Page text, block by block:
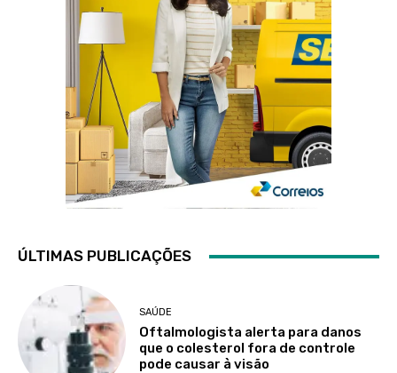
ÚLTIMAS PUBLICAÇÕES
SAÚDE
Oftalmologista alerta para danos
que o colesterol fora de controle
pode causar à visão